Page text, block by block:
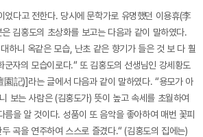
었다고 전한다. 당시에 문학가로 유명했던 이용휴(李
김홍도의 초상화를 보고는 다음과 같이 말하였다.
하니 옥같은 모습, 난초 같은 향기가 들은 것 보 다 훨
자의 모습이로다.“ 또 김홍도의 선생님인 강세황도
園記)]라는 글에서 다음과 같이 말하였다. “용모가 아
보는 사람은 (김홍도가) 뜻이 높고 속세를 초월하여
름을 알 것이다. 성품이 또 음악을 좋아하여 매번 꽃피
곡을 연주하여 스스로 즐겼다.“ (김홍도의 집에는)